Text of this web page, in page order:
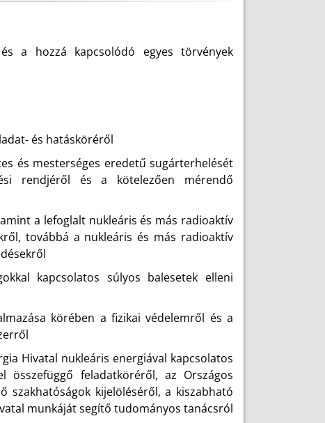
a hozzá kapcsolódó egyes törvények
és hatásköréről
és mesterséges eredetű sugárterhelését
rendjéről és a kötelezően mérendő
a lefoglalt nukleáris és más radioaktív
továbbá a nukleáris és más radioaktív
kapcsolatos súlyos balesetek elleni
körében a fizikai védelemről és a
Hivatal nukleáris energiával kapcsolatos
összefüggő feladatköréről, az Országos
szakhatóságok kijelöléséről, a kiszabható
munkáját segítő tudományos tanácsról